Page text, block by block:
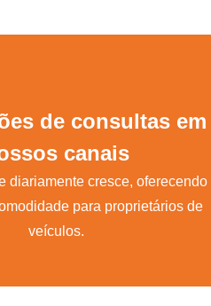
de consultas em
canais
diariamente cresce, oferecendo
para proprietários de
veículos.